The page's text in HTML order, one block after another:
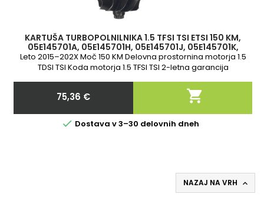
KARTUŠA TURBOPOLNILNIKA 1.5 TFSI TSI ETSI 150 KM,
05E145701A, 05E145701H, 05E145701J, 05E145701K,
05E145702M, 49180-01615, 49180
Leto 2015–202X Moč 150 KM Delovna prostornina motorja 1.5
TDSI TSI Koda motorja 1.5 TFSI TSI 2-letna garancija
Cena
75,36 € 
 Dostava v 3–30 delovnih dneh
NAZAJ NA VRH 